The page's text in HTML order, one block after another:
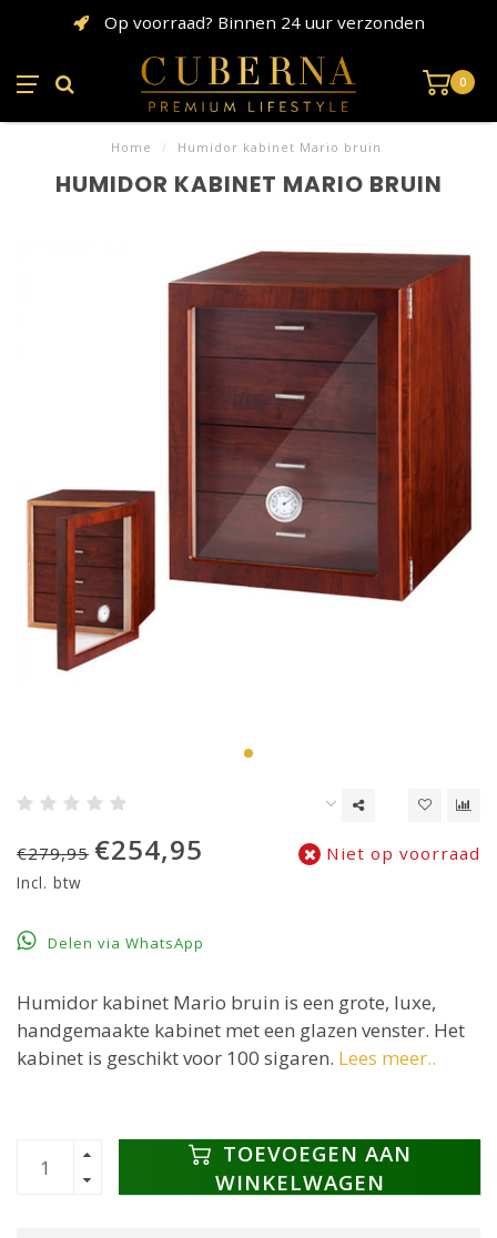
Op voorraad? Binnen 24 uur verzonden
0
Home / Humidor kabinet Mario bruin
HUMIDOR KABINET MARIO BRUIN
€279,95 €254,95
Incl. btw
Niet op voorraad
Delen via WhatsApp
Humidor kabinet Mario bruin is een grote, luxe,
handgemaakte kabinet met een glazen venster. Het
kabinet is geschikt voor 100 sigaren. Lees meer..
TOEVOEGEN AAN
WINKELWAGEN